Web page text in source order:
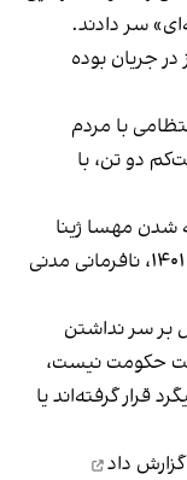
سر دادند.
جریان بوده
با مردم
دو تن، با‌
مهسا ژینا
نافرمانی مدنی
بر سر نداشتن
حکومت نیست،
قرار گرفته‌اند یا
گزارش داد